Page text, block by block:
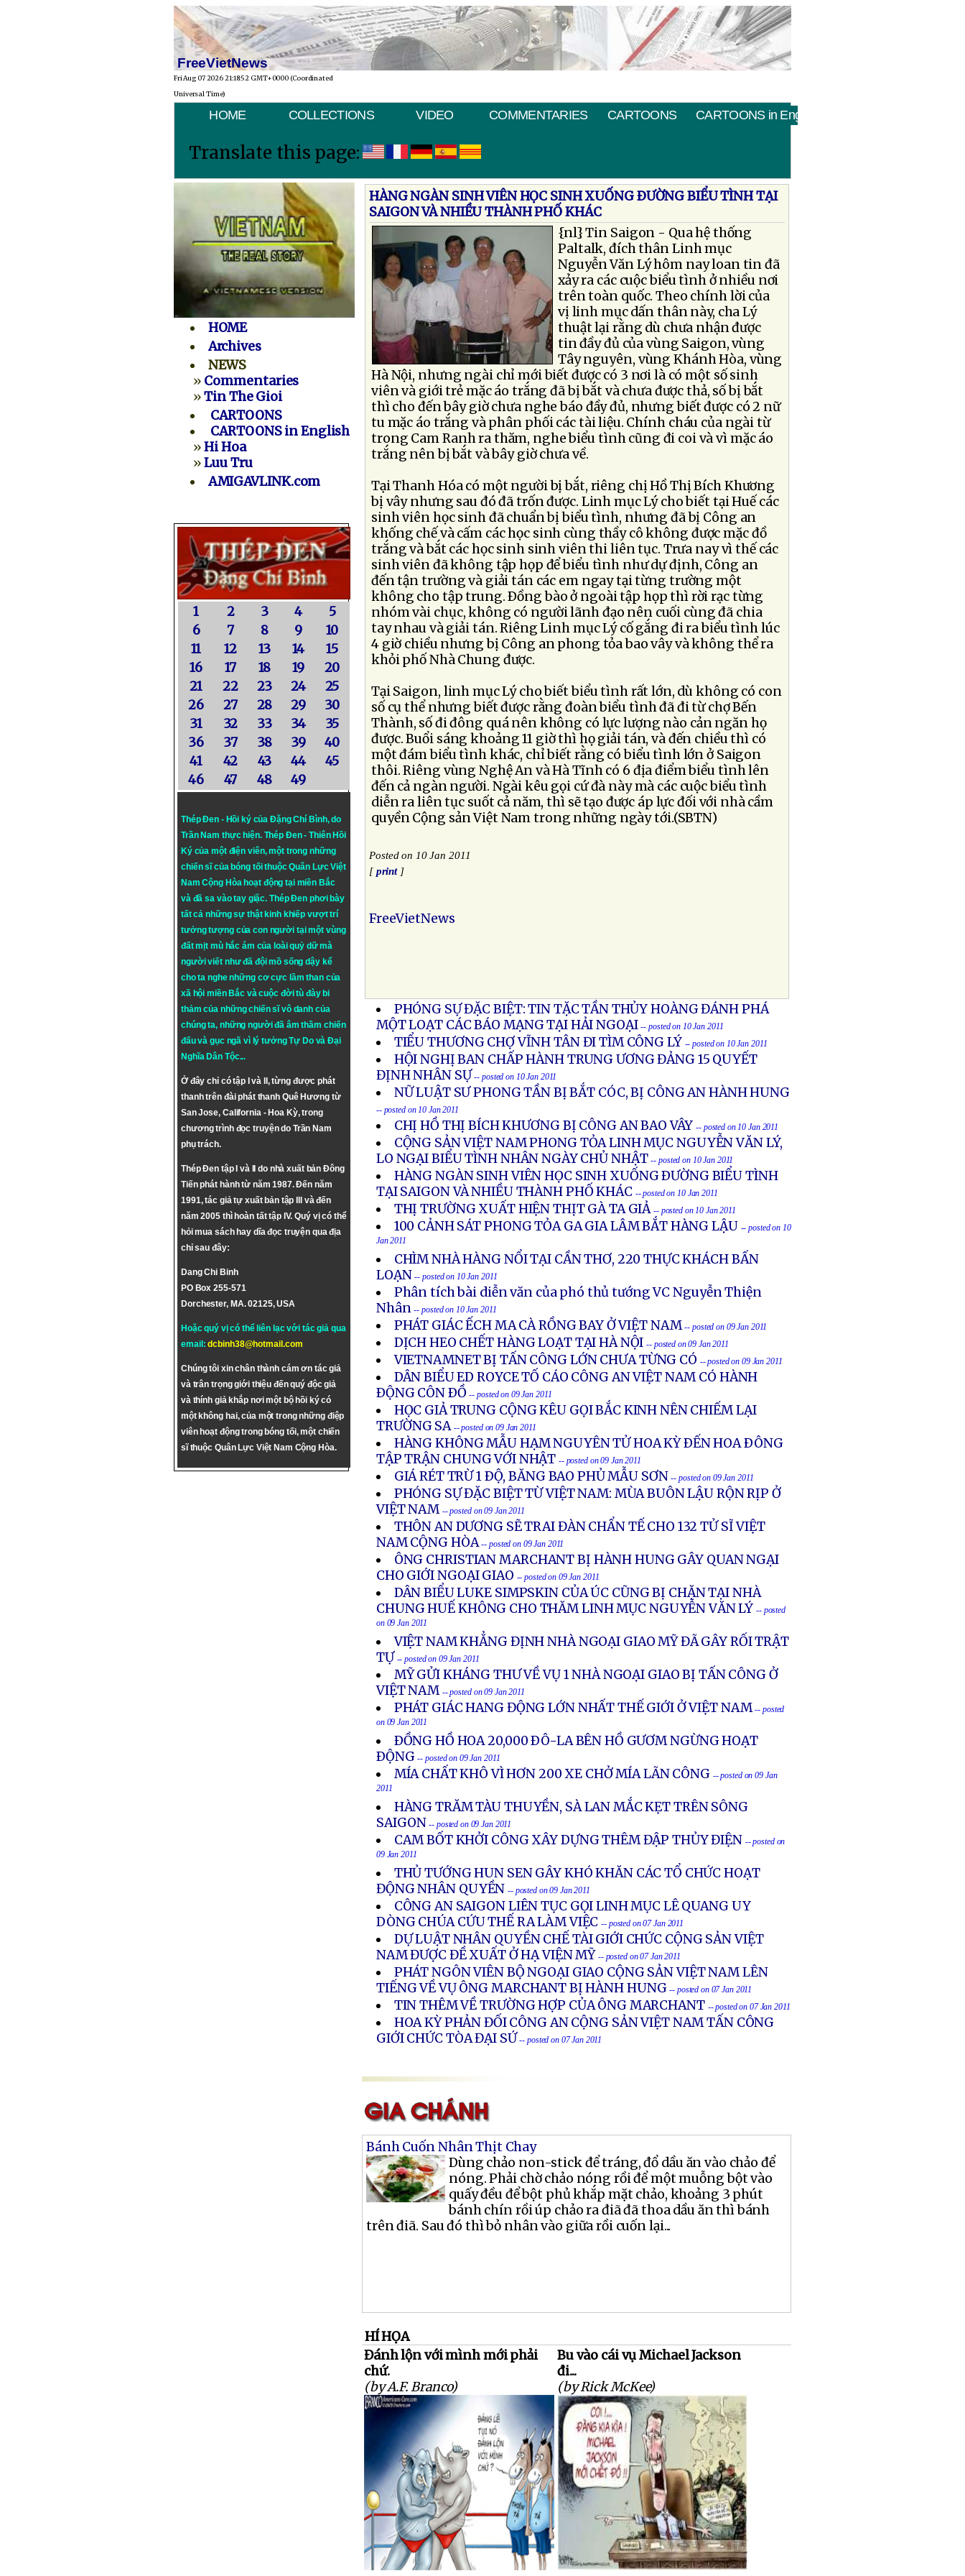
FreeVietNews
Fri Aug 07 2026 21:18:52 GMT+0000 (Coordinated
Universal Time)
HOME COLLECTIONS VIDEO COMMENTARIES CARTOONS CARTOONS in English
Translate this page:
HOME
Archives
NEWS
» Commentaries
»Tin The Gioi
CARTOONS
CARTOONS in English
»Hi Hoa
»Luu Tru
AMIGAVLINK.com
1 2 3 4
5
6
7 8 9
10
11
12 13 14
15
16
17 18 19
20
21
22 23 24
25
26
27 28 29
30
31
32 33 34
35
36
37 38 39
40
41
42 43 44
45
46
47 48 49
Thép Đen - Hồi ký của Đặng Chí Bình, do
Trần Nam thực hiện. Thép Đen- Thiên Hồi
Ký của một điện viên, một trong những
chiến sĩ của bóng tối thuộc Quân Lực Việt
Nam Cộng Hòa hoạt động tại miền Bắc
và đã sa vào tay giặc. Thép Đen phơi bày
tất cả những sự thật kinh khiếp vượt trí
tưởng tượng của con người tại một vùng
đất mịt mù hắc ám của loài quỷ dữ mà
người viết như đã đội mồ sống dậy kể
cho ta nghe những cơ cực lầm than của
xã hội miền Bắc và cuộc đời tù đày bi
thảm của những chiến sĩ vô danh của
chúng ta, những người đã âm thầm chiến
đấu và gục ngã vì lý tưởngTự DovàĐại
Nghĩa Dân Tộc...
Ở đây chỉ có tập I và II, từng được phát
thanh trên đài phát thanh Quê Hương từ
San Jose, California - Hoa Kỳ, trong
chương trình đọc truyện do Trần Nam
phụ trách.
Thép Đen tập I và II do nhà xuất bản Đông
Tiến phát hành từ năm 1987. Đến năm
1991, tác giả tự xuất bản tập III và đến
năm 2005 thì hoàn tất tập IV. Quý vị có thể
hỏi mua sách hay dĩa đọc truyện qua địa
chỉ sau đây:
Dang Chi Binh
PO Box 255-571
Dorchester, MA. 02125, USA
Hoặc quý vị có thể liên lạc với tác giả qua
email:dcbinh38@hotmail.com
Chúng tôi xin chân thành cám ơn tác giả
và trân trọng giới thiệu đến quý độc giả
và thính giả khắp nơi một bộ hồi ký có
một không hai, của một trong những điệp
viên hoạt động trong bóng tối, một chiến
sĩ thuộc Quân Lực Việt Nam Cộng Hòa.
HÀNG NGÀN SINH VIÊN HỌC SINH XUỐNG ÐƯỜNG BIỂU TÌNH TẠI
SAIGON VÀ NHIỀU THÀNH PHỐ KHÁC
{nl}Tin Saigon - Qua hệ thống
Paltalk, đích thân Linh mục
Nguyễn Văn Lý hôm nay loan tin đã
xảy ra các cuộc biểu tình ở nhiều nơi
trên toàn quốc. Theo chính lời của
vị linh mục dấn thân này, cha Lý
thuật lại rằng dù chưa nhận được
tin đầy đủ của vùng Saigon, vùng
Tây nguyên, vùng Khánh Hòa, vùng
Hà Nội, nhưng ngài chỉ mới biết được có 3 nơi là có một số sinh
viên và giới trẻ mặc áo trắng đã bị bắt và chưa được thả, số bị bắt
thì cho đến bây giờ chưa nghe báo đầy đủ, nhưng biết được có 2 nữ
tu mặc áo trắng và phân phối các tài liệu. Chính cháu của ngài từ
trong Cam Ranh ra thăm, nghe biểu tình cũng đi coi và vì mặc áo
trắng nên bị bắt và bây giờ chưa về.
Tại Thanh Hóa có một người bị bắt, riêng chị Hồ Thị Bích Khương
bị vây nhưng sau đó đã trốn được. Linh mục Lý cho biết tại Huế các
sinh viên học sinh đã chuẩn bị biểu tình, nhưng đã bị Công an
khống chế và cấm các học sinh cùng thầy cô không được mặc đồ
trắng và bắt các học sinh sinh viên thi liên tục. Trưa nay vì thế các
sinh viên đã không tập họp để biểu tình như dự định, Công an
đến tận trường và giải tán các em ngay tại từng trường một
không cho tập trung. Ðồng bào ở ngoài tập họp thì rời rạc từng
nhóm vài chục, không có người lãnh đạo nên cuối cùng đã chia
tay nhau và giải tán. Riêng Linh mục Lý cố gắng đi ra biểu tình lúc
4 giờ chiều nhưng bị Công an phong tỏa bao vây và không thể ra
khỏi phố Nhà Chung được.
Tại Saigon, linh mục Lý cho biết biểu tình rất lớn, dù không có con
số cụ thể nhưng biết được rằng đoàn biểu tình đã đi từ chợ Bến
Thành, số đi đông quá nên không có lực lượng nào cản ngăn họ
được. Buổi sáng khoảng 11 giờ thì họ giải tán, và đến chiều thì có
một đám biểu tình khác, chỉ biết rằng có biểu tình lớn ở Saigon
thôi. Riêng vùng Nghệ An và Hà Tĩnh có 6 địa điểm biểu tình lên
đến cả ngàn người. Ngài kêu gọi cứ đà này mà các cuộc biểu tình
diễn ra liên tục suốt cả năm, thì sẽ tạo được áp lực đối với nhà cầm
quyền Cộng sản Việt Nam trong những ngày tới.(SBTN)
Posted on 10 Jan 2011
[print]
FreeVietNews
PHÓNG SỰ ĐẶC BIỆT: TIN TẶC TẦN THỦY HOÀNG ĐÁNH PHÁ
MỘT LOẠT CÁC BÁO MẠNG TẠI HẢI NGOẠI -- posted on 10 Jan 2011
TIỂU THƯƠNG CHỢ VĨNH TÂN ĐI TÌM CÔNG LÝ -- posted on 10 Jan 2011
HỘI NGHỊ BAN CHẤP HÀNH TRUNG ƯƠNG ĐẢNG 15 QUYẾT
ĐỊNH NHÂN SỰ -- posted on 10 Jan 2011
NỮ LUẬT SƯ PHONG TẦN BỊ BẮT CÓC, BỊ CÔNG AN HÀNH HUNG
-- posted on 10 Jan 2011
CHỊ HỒ THỊ BÍCH KHƯƠNG BỊ CÔNG AN BAO VÂY-- posted on 10 Jan 2011
CỘNG SẢN VIỆT NAM PHONG TỎA LINH MỤC NGUYỄN VĂN LÝ,
LO NGẠI BIỂU TÌNH NHÂN NGÀY CHỦ NHẬT-- posted on 10 Jan 2011
HÀNG NGÀN SINH VIÊN HỌC SINH XUỐNG ÐƯỜNG BIỂU TÌNH
TẠI SAIGON VÀ NHIỀU THÀNH PHỐ KHÁC -- posted on 10 Jan 2011
THỊ TRƯỜNG XUẤT HIỆN THỊT GÀ TA GIẢ -- posted on 10 Jan 2011
100 CẢNH SÁT PHONG TỎA GA GIA LÂM BẮT HÀNG LẬU -- posted on 10
Jan 2011
CHÌM NHÀ HÀNG NỔI TẠI CẦN THƠ, 220 THỰC KHÁCH BẤN
LOẠN -- posted on 10 Jan 2011
Phân tích bài diễn văn của phó thủ tướng VC Nguyễn Thiện
Nhân -- posted on 10 Jan 2011
PHÁT GIÁC ẾCH MA CÀ RỒNG BAY Ở VIỆT NAM-- posted on 09 Jan 2011
DỊCH HEO CHẾT HÀNG LOẠT TẠI HÀ NỘI -- posted on 09 Jan 2011
VIETNAMNET BỊ TẤN CÔNG LỚN CHƯA TỪNG CÓ -- posted on 09 Jan 2011
DÂN BIỂU ED ROYCE TỐ CÁO CÔNG AN VIỆT NAM CÓ HÀNH
ÐỘNG CÔN ÐỒ -- posted on 09 Jan 2011
HỌC GIẢ TRUNG CỘNG KÊU GỌI BẮC KINH NÊN CHIẾM LẠI
TRƯỜNG SA -- posted on 09 Jan 2011
HÀNG KHÔNG MẪU HẠM NGUYÊN TỬ HOA KỲ ÐẾN HOA ÐÔNG
TẬP TRẬN CHUNG VỚI NHẬT-- posted on 09 Jan 2011
GIÁ RÉT TRỪ 1 ÐỘ, BĂNG BAO PHỦ MẪU SƠN-- posted on 09 Jan 2011
PHÓNG SỰ ĐẶC BIỆT TỪ VIỆT NAM: MÙA BUÔN LẬU RỘN RỊP Ở
VIỆT NAM -- posted on 09 Jan 2011
THÔN AN DƯƠNG SẼ TRAI ĐÀN CHẨN TẾ CHO 132 TỬ SĨ VIỆT
NAM CỘNG HÒA -- posted on 09 Jan 2011
ÔNG CHRISTIAN MARCHANT BỊ HÀNH HUNG GÂY QUAN NGẠI
CHO GIỚI NGOẠI GIAO -- posted on 09 Jan 2011
DÂN BIỂU LUKE SIMPSKIN CỦA ÚC CŨNG BỊ CHẶN TẠI NHÀ
CHUNG HUẾ KHÔNG CHO THĂM LINH MỤC NGUYỄN VĂN LÝ-- posted
on 09 Jan 2011
VIỆT NAM KHẲNG ĐỊNH NHÀ NGOẠI GIAO MỸ ĐÃ GÂY RỐI TRẬT
TỰ -- posted on 09 Jan 2011
MỸ GỬI KHÁNG THƯ VỀ VỤ 1 NHÀ NGOẠI GIAO BỊ TẤN CÔNG Ở
VIỆT NAM -- posted on 09 Jan 2011
PHÁT GIÁC HANG ĐỘNG LỚN NHẤT THẾ GIỚI Ở VIỆT NAM-- posted
on 09 Jan 2011
ÐỒNG HỒ HOA 20,000 ÐÔ-LA BÊN HỒ GƯƠM NGỪNG HOẠT
ÐỘNG -- posted on 09 Jan 2011
MÍA CHẤT KHÔ VÌ HƠN 200 XE CHỞ MÍA LÃN CÔNG -- posted on 09 Jan
2011
HÀNG TRĂM TÀU THUYỀN, SÀ LAN MẮC KẸT TRÊN SÔNG
SAIGON -- posted on 09 Jan 2011
CAM BỐT KHỞI CÔNG XÂY DỰNG THÊM ĐẬP THỦY ĐIỆN -- posted on
09 Jan 2011
THỦ TƯỚNG HUN SEN GÂY KHÓ KHĂN CÁC TỔ CHỨC HOẠT
ĐỘNG NHÂN QUYỀN-- posted on 09 Jan 2011
CÔNG AN SAIGON LIÊN TỤC GỌI LINH MỤC LÊ QUANG UY
DÒNG CHÚA CỨU THẾ RA LÀM VIỆC -- posted on 07 Jan 2011
DỰ LUẬT NHÂN QUYỀN CHẾ TÀI GIỚI CHỨC CỘNG SẢN VIỆT
NAM ĐƯỢC ĐỀ XUẤT Ở HẠ VIỆN MỸ -- posted on 07 Jan 2011
PHÁT NGÔN VIÊN BỘ NGOẠI GIAO CỘNG SẢN VIỆT NAM LÊN
TIẾNG VỀ VỤ ÔNG MARCHANT BỊ HÀNH HUNG-- posted on 07 Jan 2011
TIN THÊM VỀ TRƯỜNG HỢP CỦA ÔNG MARCHANT -- posted on 07 Jan 2011
HOA KỲ PHẢN ĐỐI CÔNG AN CỘNG SẢN VIỆT NAM TẤN CÔNG
GIỚI CHỨC TÒA ĐẠI SỨ -- posted on 07 Jan 2011
Bánh Cuốn Nhân Thịt Chay
Dùng chảo non-stick để tráng, đổ dầu ăn vào chảo để
nóng. Phải chờ chảo nóng rồi để một muỗng bột vào
quấy đều để bột phủ khắp mặt chảo, khoảng 3 phút
bánh chín rồi úp chảo ra điã đã thoa dầu ăn thì bánh
trên điã. Sau đó thì bỏ nhân vào giữa rồi cuốn lại...
HÍ HỌA
Đánh lộn với mình mới phải
chứ.
(by A.F. Branco)
Bu vào cái vụ Michael Jackson
đi...
(by Rick McKee)